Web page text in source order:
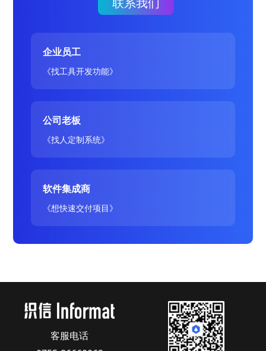
企业员工
《找工具开发功能》
公司老板
《找人定制系统》
软件集成商
《想快速交付项目》
客服电话